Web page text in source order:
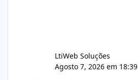
LtiWeb Soluções
Agosto 7, 2026 em 18:39